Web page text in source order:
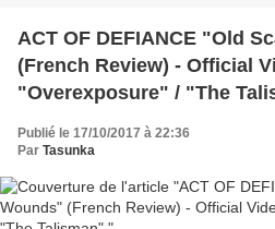
ACT OF DEFIANCE "Old
(French Review) - Official
"Overexposure" / "The
Publié le 17/10/2017 à 22:36
Par Tasunka